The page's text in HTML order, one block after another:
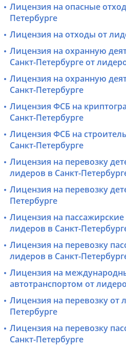
Лицензия на опасные
Петербурге
Лицензия на отходы от
Лицензия на охранную
Санкт-Петербурге от
Лицензия на охранную
Санкт-Петербурге
Лицензия ФСБ на
Санкт-Петербурге
Лицензия ФСБ на
Санкт-Петербурге
Лицензия на перевозку
лидеров в Санкт-
Лицензия на перевозку
Петербурге
Лицензия на пассажирские
лидеров в Санкт-
Лицензия на перевозку
лидеров в Санкт-
Лицензия на
автотранспортом от
Лицензия на перевозку от
Петербурге
Лицензия на перевозку
Санкт-Петербурге